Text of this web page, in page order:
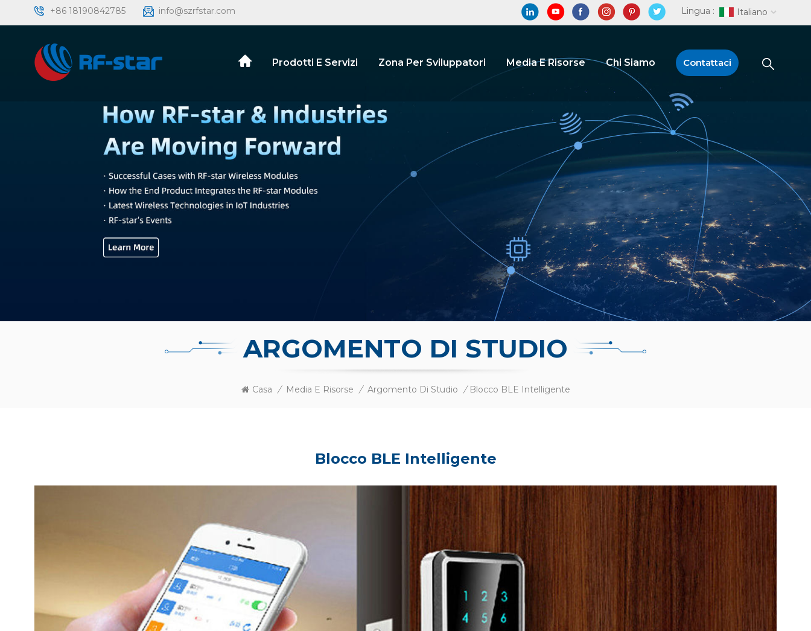
+86 18190842785 info@szrfstar.com Lingua : Italiano
Prodotti E Servizi Zona Per Sviluppatori Media E Risorse Chi Siamo Contattaci
ARGOMENTO DI STUDIO
Casa / Media E Risorse / Argomento Di Studio / Blocco BLE Intelligente
Blocco BLE Intelligente